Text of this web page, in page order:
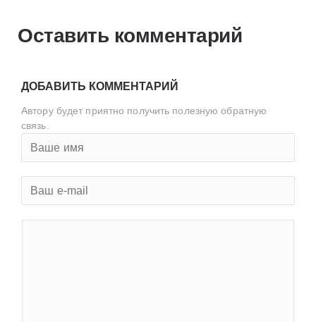
Оставить комментарий
ДОБАВИТЬ КОММЕНТАРИЙ
Автору будет приятно получить полезную обратную
связь.